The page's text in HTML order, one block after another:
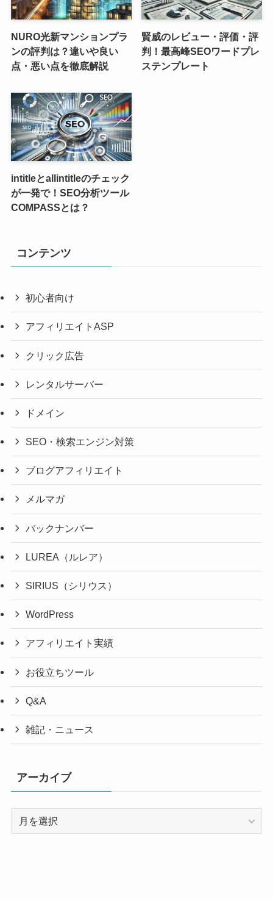
NURO光新マンションプラ
ンの評判は？違いや良い
点・悪い点を徹底解説
賢威のレビュー・評価・評
判！最高峰SEOワードプレ
ステンプレート
intitleとallintitleのチェック
が一発で！SEO分析ツール
COMPASSとは？
コンテンツ
初心者向け
アフィリエイトASP
クリック広告
レンタルサーバー
ドメイン
SEO・検索エンジン対策
ブログアフィリエイト
メルマガ
バックナンバー
LUREA（ルレア）
SIRIUS（シリウス）
WordPress
アフィリエイト実績
お役立ちツール
Q&A
雑記・ニュース
アーカイブ